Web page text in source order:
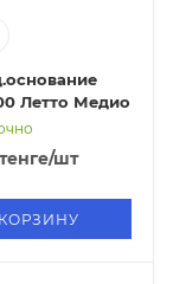
Летто Медио
тенге/шт